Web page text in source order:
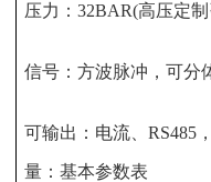
压力： 32BAR(高压定制
信号：方波脉冲，可分
可输出：电流、 RS485
量：基本参数表